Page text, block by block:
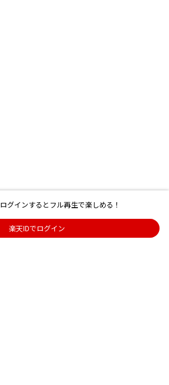
ログインするとフル再生で楽しめる！
楽天IDでログイン